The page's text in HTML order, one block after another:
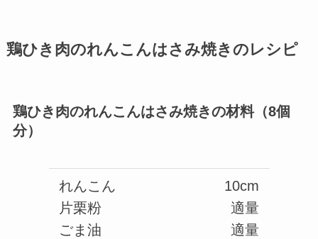
鶏ひき肉のれんこんはさみ焼きのレシピ
鶏ひき肉のれんこんはさみ焼きの材料（8個
分）
れんこん
片栗粉
ごま油
10cm
適量
適量